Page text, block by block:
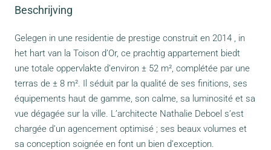
Beschrijving
Gelegen in une residentie de prestige construit en 2014 , in
het hart van la Toison d’Or, ce prachtig appartement biedt
une totale oppervlakte d’environ ± 52 m², complétée par une
terras de ± 8 m². Il séduit par la qualité de ses finitions, ses
équipements haut de gamme, son calme, sa luminosité et sa
vue dégagée sur la ville. L’architecte Nathalie Deboel s’est
chargée d’un agencement optimisé ; ses beaux volumes et
sa conception soignée en font un bien d’exception.